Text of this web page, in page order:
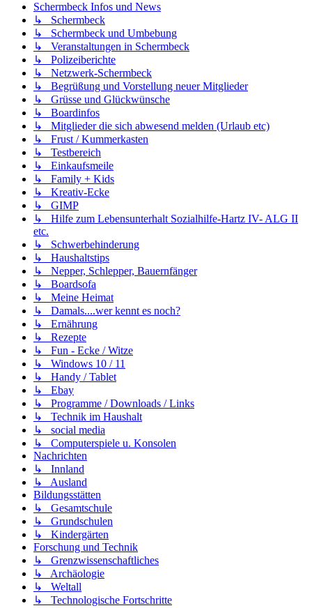
Schermbeck Infos und News
↳ Schermbeck
↳ Schermbeck und Umbebung
↳ Veranstaltungen in Schermbeck
↳ Polizeiberichte
↳ Netzwerk-Schermbeck
↳ Begrüßung und Vorstellung neuer Mitglieder
↳ Grüsse und Glückwünsche
↳ Boardinfos
↳ Mitglieder die sich abwesend melden (Urlaub etc)
↳ Frust / Kummerkasten
↳ Testbereich
↳ Einkaufsmeile
↳ Family + Kids
↳ Kreativ-Ecke
↳ GIMP
↳ Hilfe zum Lebensunterhalt Sozialhilfe-Hartz IV- ALG II
etc.
↳ Schwerbehinderung
↳ Haushaltstips
↳ Nepper, Schlepper, Bauernfänger
↳ Boardsofa
↳ Meine Heimat
↳ Damals....wer kennt es noch?
↳ Ernährung
↳ Rezepte
↳ Fun - Ecke / Witze
↳ Windows 10 / 11
↳ Handy / Tablet
↳ Ebay
↳ Programme / Downloads / Links
↳ Technik im Haushalt
↳ social media
↳ Computerspiele u. Konsolen
Nachrichten
↳ Innland
↳ Ausland
Bildungsstätten
↳ Gesamtschule
↳ Grundschulen
↳ Kindergärten
Forschung und Technik
↳ Grenzwissenschaftliches
↳ Archäologie
↳ Weltall
↳ Technologische Fortschritte